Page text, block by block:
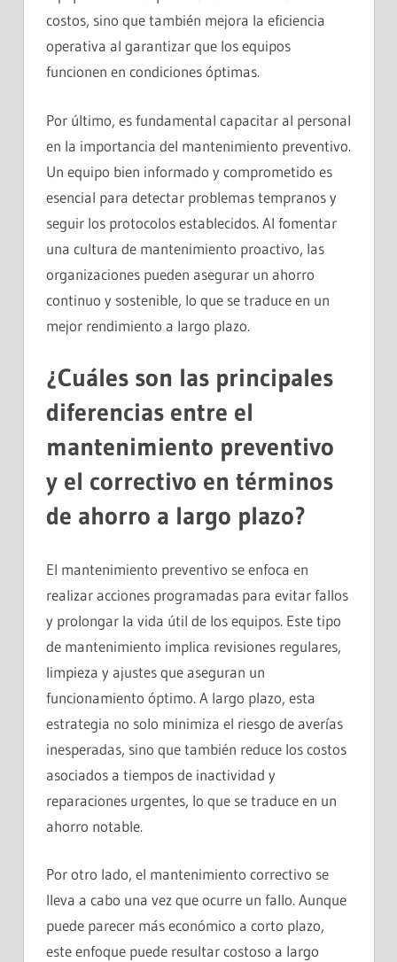
costos, sino que también mejora la eficiencia
operativa al garantizar que los equipos
funcionen en condiciones óptimas.
Por último, es fundamental capacitar al personal
en la importancia del mantenimiento preventivo.
Un equipo bien informado y comprometido es
esencial para detectar problemas tempranos y
seguir los protocolos establecidos. Al fomentar
una cultura de mantenimiento proactivo, las
organizaciones pueden asegurar un ahorro
continuo y sostenible, lo que se traduce en un
mejor rendimiento a largo plazo.
¿Cuáles son las principales
diferencias entre el
mantenimiento preventivo
y el correctivo en términos
de ahorro a largo plazo?
El mantenimiento preventivo se enfoca en
realizar acciones programadas para evitar fallos
y prolongar la vida útil de los equipos. Este tipo
de mantenimiento implica revisiones regulares,
limpieza y ajustes que aseguran un
funcionamiento óptimo. A largo plazo, esta
estrategia no solo minimiza el riesgo de averías
inesperadas, sino que también reduce los costos
asociados a tiempos de inactividad y
reparaciones urgentes, lo que se traduce en un
ahorro notable.
Por otro lado, el mantenimiento correctivo se
lleva a cabo una vez que ocurre un fallo. Aunque
puede parecer más económico a corto plazo,
este enfoque puede resultar costoso a largo